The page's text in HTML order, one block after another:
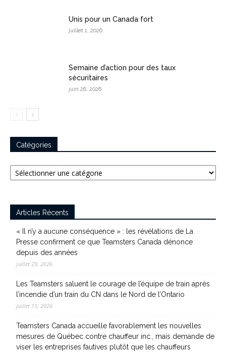
Unis pour un Canada fort
juillet 1, 2026
Semaine d’action pour des taux
sécuritaires
juin 26, 2026
Catégories
Catégories
Articles Récents
« Il n’y a aucune conséquence » : les révélations de La
Presse confirment ce que Teamsters Canada dénonce
depuis des années
juillet 29, 2026
Les Teamsters saluent le courage de l’équipe de train après
l’incendie d’un train du CN dans le Nord de l’Ontario
juillet 15, 2026
Teamsters Canada accueille favorablement les nouvelles
mesures de Québec contre chauffeur inc., mais demande de
viser les entreprises fautives plutôt que les chauffeurs